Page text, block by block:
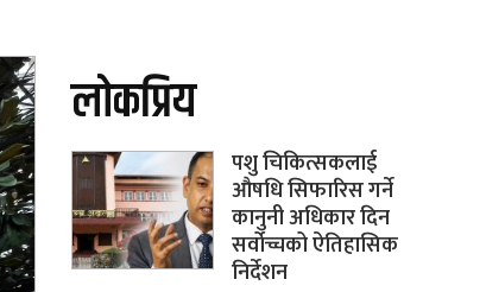
लोकप्रिय
पशु चिकित्सकलाई
औषधि सिफारिस गर्ने
कानुनी अधिकार दिन
सर्वोच्चको ऐतिहासिक
निर्देशन